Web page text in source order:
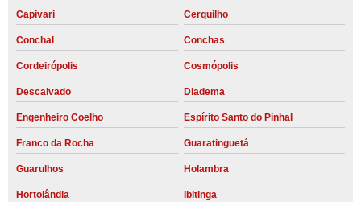
Capivari Cerquilho
Conchal Conchas
Cordeirópolis Cosmópolis
Descalvado Diadema
Engenheiro Coelho Espírito Santo do Pinhal
Franco da Rocha Guaratinguetá
Guarulhos Holambra
Hortolândia Ibitinga